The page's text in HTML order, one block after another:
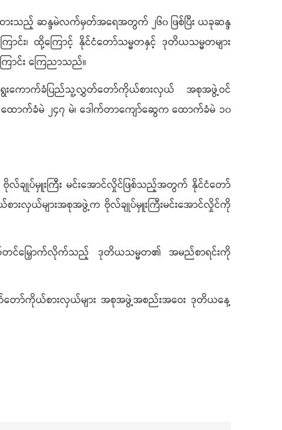
သည့် ဆန္ဒမဲလက်မှတ်အရေအတွက် ၂၆၀ ဖြစ်ပြီး ယခုဆန္ဒ
ထို့ကြောင့် နိုင်ငံတော်သမ္မတနှင့် ဒုတိယသမ္မတများ
ောင်း ကြေညာသည်။
းကောက်ခံပြည်သူ့လွှတ်တော်ကိုယ်စားလှယ် အစုအဖွဲ့ဝင်
ထောက်ခံမဲ ၂၄၇ မဲ၊ ဒေါက်တာကျော်ဆွေက ထောက်ခံမဲ ၁၀
လ်ချုပ်မှူးကြီး မင်းအောင်လှိုင်ဖြစ်သည့်အတွက် နိုင်ငံတော်
ားလှယ်များအစုအဖွဲ့က ဗိုလ်ချုပ်မှူးကြီးမင်းအောင်လှိုင်ကို
တင်မြှောက်လိုက်သည့် ဒုတိယသမ္မတ၏ အမည်စာရင်းကို
တော်ကိုယ်စားလှယ်များ အစုအဖွဲ့အစည်းအဝေး ဒုတိယနေ့